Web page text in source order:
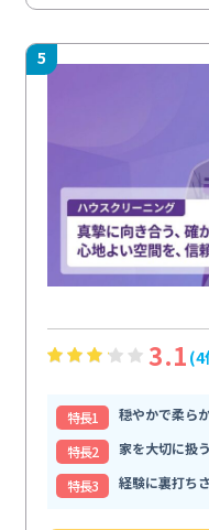
5
3.1 (4
特⻑1
穏やかで柔ら
特⻑2
家を大切に扱
特⻑3
経験に裏打ち